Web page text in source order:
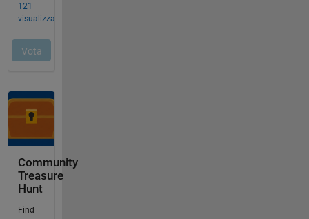
Community
Treasure
Hunt
Find